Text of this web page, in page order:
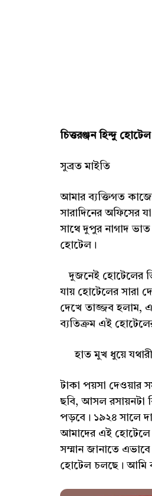
চিত্তরঞ্জন হিন্দু হোটেল
সুব্রত মাইতি
আমার ব্যক্তিগত
সারাদিনের অফিসের
সাথে দুপুর নাগাদ
হোটেল।
দুজনেই হোটেলের
যায় হোটেলের সারা
দেখে তাজ্জব হলাম,
ব্যতিক্রম এই
হাত মুখ ধুয়ে
টাকা পয়সা দেওয়ার
ছবি, আসল রসায়নটা
পড়বে। ১৯২৪ সালে
আমাদের এই হোটেলে
সম্মান জানাতে
হোটেল চলছে। আমি